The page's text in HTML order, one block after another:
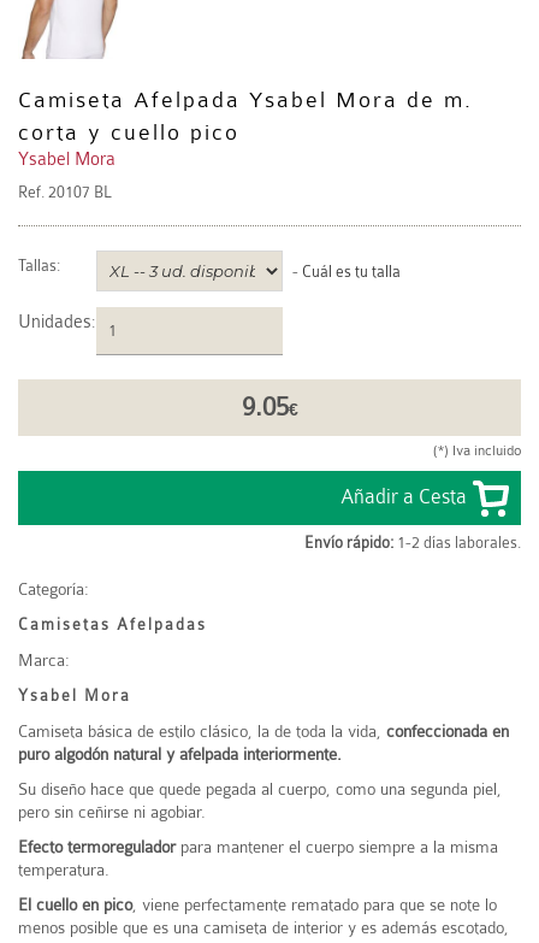
Camiseta Afelpada Ysabel Mora de m.
corta y cuello pico
Ysabel Mora
Ref. 20107 BL
Tallas: - Cuál es tu talla
Unidades:
9.05€
(*) Iva incluido
Envío rápido: 1-2 días laborales.
Categoría:
Camisetas Afelpadas
Marca:
Ysabel Mora
Camiseta básica de estilo clásico, la de toda la vida, confeccionada en
puro algodón natural y afelpada interiormente.
Su diseño hace que quede pegada al cuerpo, como una segunda piel,
pero sin ceñirse ni agobiar.
Efecto termoreguladorpara mantener el cuerpo siempre a la misma
temperatura.
El cuello en pico, viene perfectamente rematado para que se note lo
menos posible que es una camiseta de interior y es además escotado,